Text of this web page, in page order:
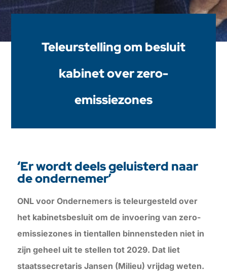
Teleurstelling om besluit
kabinet over zero-
emissiezones
‘Er wordt deels geluisterd naar
de ondernemer’
ONL voor Ondernemers is teleurgesteld over
het kabinetsbesluit om de invoering van zero-
emissiezones in tientallen binnensteden niet in
zijn geheel uit te stellen tot 2029. Dat liet
staatssecretaris Jansen (Milieu) vrijdag weten.